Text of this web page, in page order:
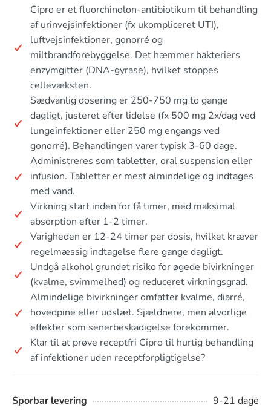
Cipro er et fluorchinolon-antibiotikum til behandling
af urinvejsinfektioner (fx ukompliceret UTI),
luftvejsinfektioner, gonorré og
miltbrandforebyggelse. Det hæmmer bakteriers
enzymgitter (DNA-gyrase), hvilket stoppes
cellevæksten.
Sædvanlig dosering er 250-750 mg to gange
dagligt, justeret efter lidelse (fx 500 mg 2x/dag ved
lungeinfektioner eller 250 mg engangs ved
gonorré). Behandlingen varer typisk 3-60 dage.
Administreres som tabletter, oral suspension eller
infusion. Tabletter er mest almindelige og indtages
med vand.
Virkning start inden for få timer, med maksimal
absorption efter 1-2 timer.
Varigheden er 12-24 timer per dosis, hvilket kræver
regelmæssig indtagelse flere gange dagligt.
Undgå alkohol grundet risiko for øgede bivirkninger
(kvalme, svimmelhed) og reduceret virkningsgrad.
Almindelige bivirkninger omfatter kvalme, diarré,
hovedpine eller udslæt. Sjældnere, men alvorlige
effekter som senerbeskadigelse forekommer.
Klar til at prøve receptfri Cipro til hurtig behandling
af infektioner uden receptforpligtigelse?
Sporbar levering 9-21 dage